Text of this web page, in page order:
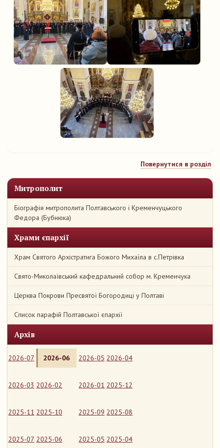
Митрополит
Біографія митрополита Полтавського і Кременчуцького
Федора (Бубнюка)
Храми єпархії
Храм Святого Архістратига Божого Михаїла в с.Петрівка
Свято-Миколаївський кафедральний собор м. Кременчука
Церква Покрови Пресвятої Богородиці у Полтаві
Список парафій Полтавської єпархії
Архів
2026-07 2026-06 2026-05 2026-04
2026-03 2026-02 2026-01 2025-12
2025-11 2025-10 2025-09 2025-08
2025-07 2025-06 2025-05 2025-04
Повернутися в розділ